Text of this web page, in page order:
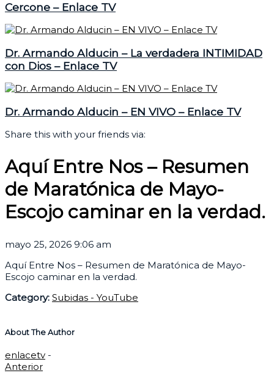
Cercone – Enlace TV
Dr. Armando Alducin – La verdadera INTIMIDAD
con Dios – Enlace TV
Dr. Armando Alducin – EN VIVO – Enlace TV
Share this with your friends via:
Aquí Entre Nos – Resumen
de Maratónica de Mayo-
Escojo caminar en la verdad.
mayo 25, 2026 9:06 am
Aquí Entre Nos – Resumen de Maratónica de Mayo-
Escojo caminar en la verdad.
Category: Subidas - YouTube
About The Author
enlacetv -
Anterior